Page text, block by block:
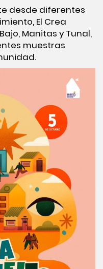
desde diferentes
El Crea
Manitas y Tunal,
muestras